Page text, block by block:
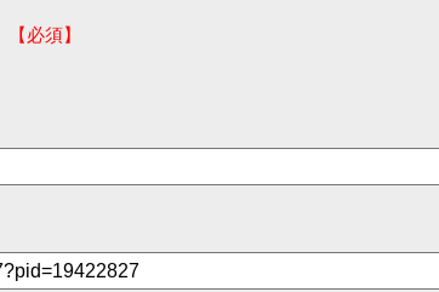
【必須】